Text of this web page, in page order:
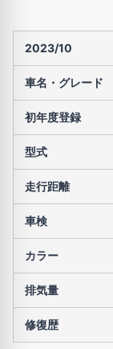
2023/10
車名・グレード
初年度登録
型式
走行距離
車検
カラー
排気量
修復歴